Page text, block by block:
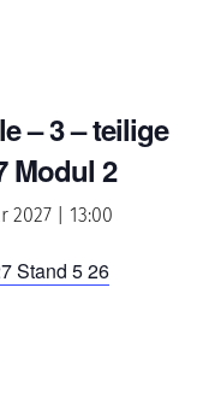
– 3 – teilige
Modul 2
2027 | 13:00
Stand 5 26